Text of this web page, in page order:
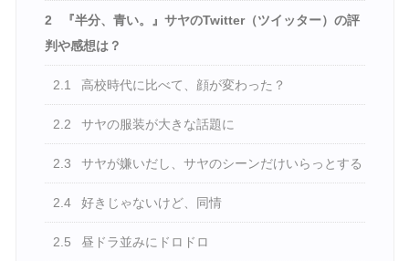
2
『半分、青い。』サヤのTwitter（ツイッター）の評
判や感想は？
2.1 高校時代に比べて、顔が変わった？
2.2 サヤの服装が大きな話題に
2.3 サヤが嫌いだし、サヤのシーンだけいらっとする
2.4 好きじゃないけど、同情
2.5 昼ドラ並みにドロドロ